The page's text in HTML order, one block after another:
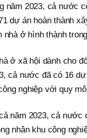
năm 2023, cả nước
dự án hoàn thành
nhà ở hình thành
ở xã hội dành cho
cả nước đã có 16
nghiệp với quy
năm 2023, cả nước
nhân khu công